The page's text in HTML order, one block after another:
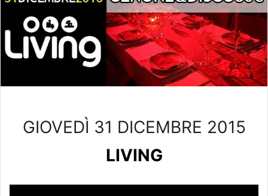
GIOVEDÌ 31 DICEMBRE 2015
LIVING